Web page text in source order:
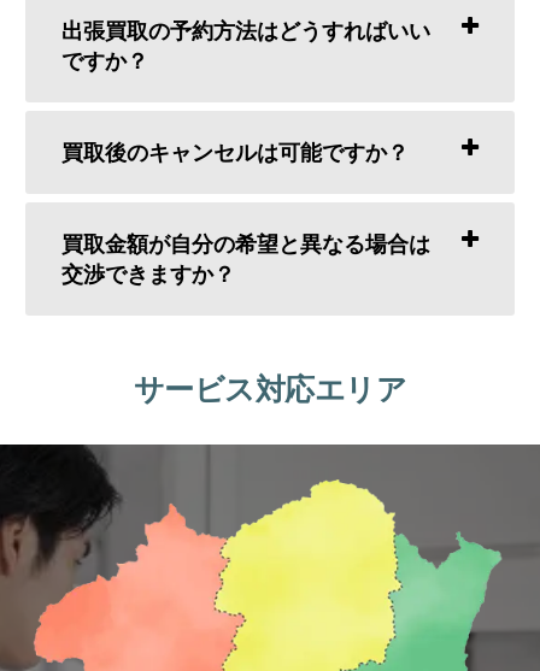
出張買取の予約方法はどうすればいい
ですか？
買取後のキャンセルは可能ですか？
買取金額が自分の希望と異なる場合は
交渉できますか？
サービス対応エリア